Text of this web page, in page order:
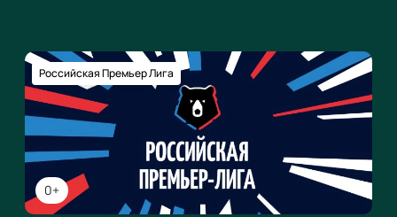
0+
Российская Премьер Лига